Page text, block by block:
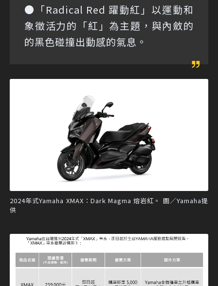
●「Radical Red 躍動紅」以運動和
象徵活力的「紅」為主題，與內斂的
的黑色碰撞出動感的氣息。
2024年式Yamaha XMAX：Dark Magma 熔岩紅。 圖／Yamaha提
供